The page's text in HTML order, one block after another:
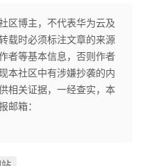
区博主，不代表华为云及
载时必须标注文章的来源
者等基本信息，否则作者
本社区中有涉嫌抄袭的内
相关证据，一经查实，本
邮箱：